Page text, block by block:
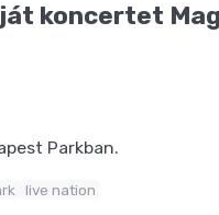
koncertet
Parkban.
live nation